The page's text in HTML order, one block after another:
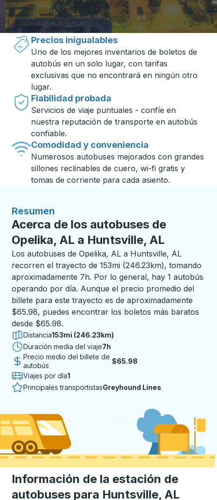
Viajar hecho simple con Trailways
Precios inigualables
Uno de los mejores inventarios de boletos de
autobús en un solo lugar, con tarifas
exclusivas que no encontrará en ningún otro
lugar.
Fiabilidad probada
Servicios de viaje puntuales - confíe en
nuestra reputación de transporte en autobús
confiable.
Comodidad y conveniencia
Numerosos autobuses mejorados con grandes
sillones reclinables de cuero, wi-fi gratis y
tomas de corriente para cada asiento.
Resumen
Acerca de los autobuses de
Opelika, AL a Huntsville, AL
Los autobuses de Opelika, AL a Huntsville, AL
recorren el trayecto de 153mi (246.23km), tomando
aproximadamente 7h. Por lo general, hay 1 autobús
operando por día. Aunque el precio promedio del
billete para este trayecto es de aproximadamente
$65.98, puedes encontrar los boletos más baratos
desde $65.98.
Distancia153mi (246.23km)
Duración media del viaje7 horas
7h
Precio medio del billete de
autobús
$65.98
Viajes por día1
Principales transportistasGreyhound Lines
Información de la estación de
autobuses para Huntsville, AL